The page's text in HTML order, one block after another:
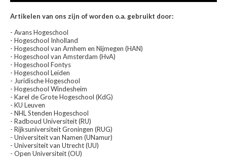
Artikelen van ons zijn of worden o.a. gebruikt door:
- Avans Hogeschool
- Hogeschool Inholland
- Hogeschool van Arnhem en Nijmegen (HAN)
- Hogeschool van Amsterdam (HvA)
- Hogeschool Fontys
- Hogeschool Leiden
- Juridische Hogeschool
- Hogeschool Windesheim
- Karel de Grote Hogeschool (KdG)
- KU Leuven
- NHL Stenden Hogeschool
- Radboud Universiteit (RU)
- Rijksuniversiteit Groningen (RUG)
- Universiteit van Namen (UNamur)
- Universiteit van Utrecht (UU)
- Open Universiteit (OU)